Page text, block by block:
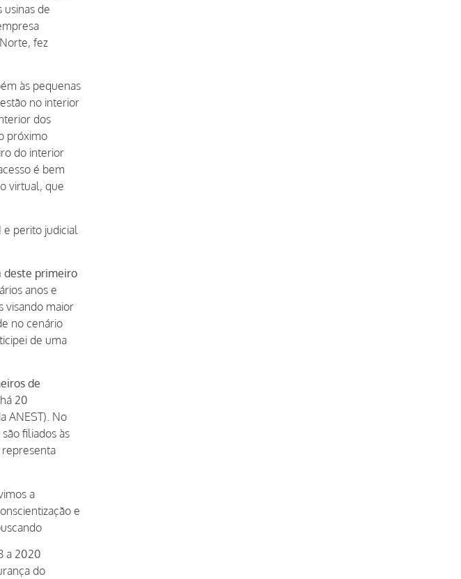
de
fez
às pequenas
no interior
dos
próximo
do interior
é bem
virtual, que
e perito judicial
deste primeiro
anos e
visando maior
no cenário
de uma
de
20
ANEST). No
filiados às
representa
a
e
a 2020
do